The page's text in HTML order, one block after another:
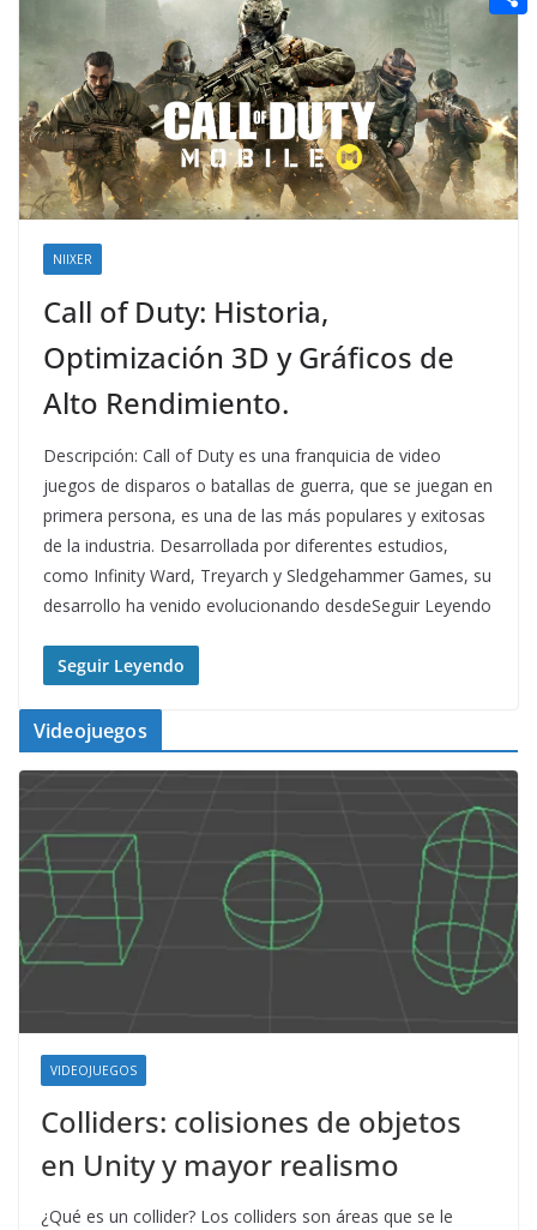
NIIXER
Call of Duty: Historia,
Optimización 3D y Gráficos de
Alto Rendimiento.
Descripción: Call of Duty es una franquicia de video
juegos de disparos o batallas de guerra, que se juegan en
primera persona, es una de las más populares y exitosas
de la industria. Desarrollada por diferentes estudios,
como Infinity Ward, Treyarch y Sledgehammer Games, su
desarrollo ha venido evolucionando desdeSeguir Leyendo
Seguir Leyendo
Videojuegos
VIDEOJUEGOS
Colliders: colisiones de objetos
en Unity y mayor realismo
¿Qué es un collider? Los colliders son áreas que se le
n
r
e
s
t
a
ld
i
t
m
p
a
r